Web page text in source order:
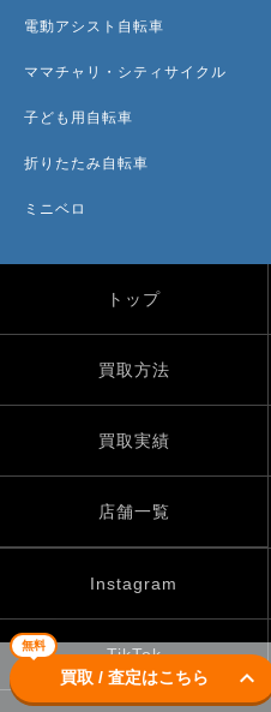
無料
買取 / 査定はこちら keyboard_arrow_down
電動アシスト自転車
ママチャリ・シティサイクル
子ども用自転車
折りたたみ自転車
ミニベロ
トップ
買取方法
買取実績
店舗一覧
Instagram
TikTok